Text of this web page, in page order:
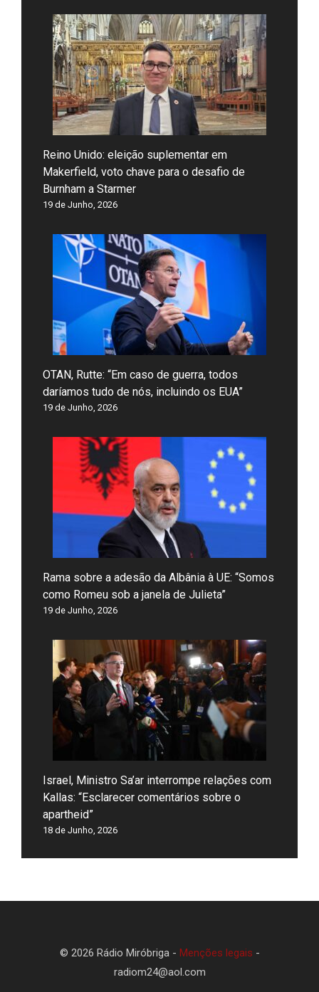
Reino Unido: eleição suplementar em
Makerfield, voto chave para o desafio de
Burnham a Starmer
19 de Junho, 2026
OTAN, Rutte: “Em caso de guerra, todos
daríamos tudo de nós, incluindo os EUA”
19 de Junho, 2026
Rama sobre a adesão da Albânia à UE: “Somos
como Romeu sob a janela de Julieta”
19 de Junho, 2026
Israel, Ministro Sa’ar interrompe relações com
Kallas: “Esclarecer comentários sobre o
apartheid”
18 de Junho, 2026
© 2026 Rádio Miróbriga - Menções legais -
radiom24@aol.com